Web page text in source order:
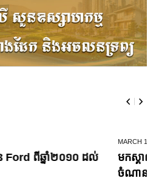
គ្រឿងពេជ្ររបស់សេដ្ឋីនី ម៉ៅ